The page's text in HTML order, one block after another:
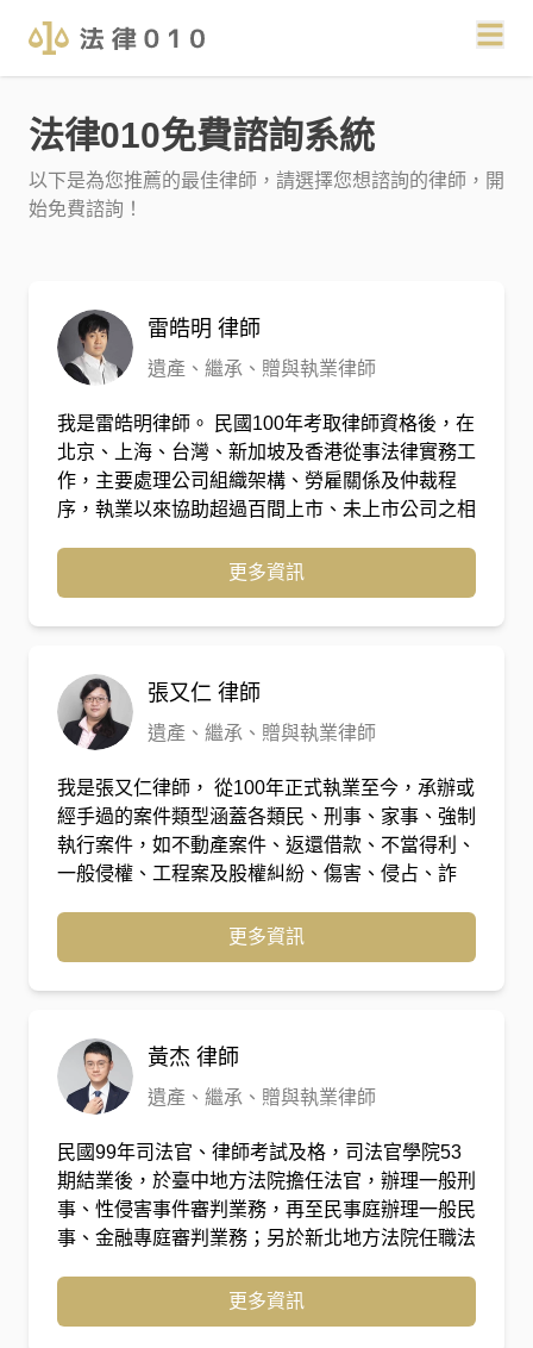
法律010免費諮詢系統
以下是為您推薦的最佳律師，請選擇您想諮詢的律師，開
始免費諮詢！
雷皓明 律師
遺產、繼承、贈與執業律師
我是雷皓明律師。 民國100年考取律師資格後，在
北京、上海、台灣、新加坡及香港從事法律實務工
作，主要處理公司組織架構、勞雇關係及仲裁程
序，執業以來協助超過百間上市、未上市公司之相
2018年獨立創設喆律法律事務所迄今，以處理超
過500件上述類型案件，成功協助當事人爭取法律
上應有的權益及保障。
更多資訊
張又仁 律師
遺產、繼承、贈與執業律師
我是張又仁律師， 從100年正式執業至今，承辦或
經手過的案件類型涵蓋各類民、刑事、家事、強制
執行案件，如不動產案件、返還借款、不當得利、
一般侵權、工程案及股權糾紛、傷害、侵占、詐
醫療糾紛、公職人員選舉罷免法、廢棄物清理法等
相關案件等案件。108年任職於喆律法律事務所
後，主要承辦離婚、子女親權、夫妻剩餘財產等家
起抽絲剝繭釐清案情，並協助當事人了解法律上的
權利，也陪同當事人面對訴訟過程中的不安。
更多資訊
黃杰 律師
遺產、繼承、贈與執業律師
民國99年司法官、律師考試及格，司法官學院53
期結業後，於臺中地方法院擔任法官，辦理一般刑
事、性侵害事件審判業務，再至民事庭辦理一般民
事、金融專庭審判業務；另於新北地方法院任職法
更多資訊